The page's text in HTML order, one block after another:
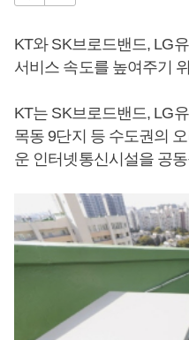
KT와 SK브로드밴드, LG
서비스 속도를 높여주기
KT는 SK브로드밴드, LG
목동 9단지 등 수도권의
운 인터넷통신시설을 공